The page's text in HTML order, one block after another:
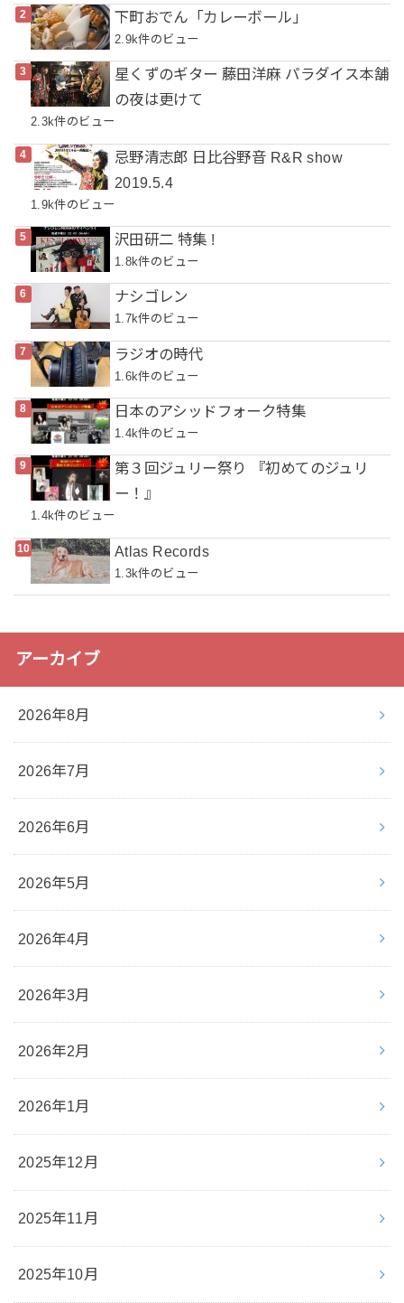
下町おでん「カレーボール」
2.9k件のビュー
星くずのギター 藤田洋麻 パラダイス本舗
の夜は更けて
2.3k件のビュー
忌野清志郎 日比谷野音 R&R show
2019.5.4
1.9k件のビュー
沢田研二 特集 !
1.8k件のビュー
ナシゴレン
1.7k件のビュー
ラジオの時代
1.6k件のビュー
日本のアシッドフォーク特集
1.4k件のビュー
第３回ジュリー祭り 『初めてのジュリ
ー！』
1.4k件のビュー
Atlas Records
1.3k件のビュー
アーカイブ
2026年8月
2026年7月
2026年6月
2026年5月
2026年4月
2026年3月
2026年2月
2026年1月
2025年12月
2025年11月
2025年10月